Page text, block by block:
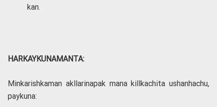
kan.
HARKAYKUNAMANTA:
Minkarishkaman akllarinapak mana killkachita ushanhachu,
paykuna: